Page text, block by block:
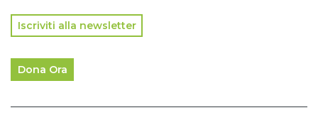
Iscriviti alla newsletter
Dona Ora